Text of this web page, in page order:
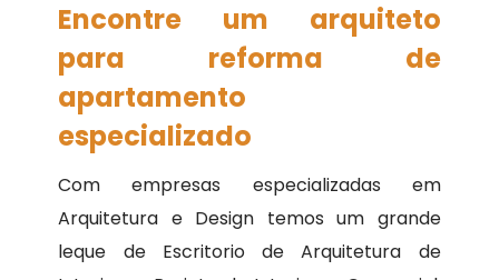
Encontre um arquiteto
para reforma de
apartamento
especializado
Com empresas especializadas em
Arquitetura e Design temos um grande
leque de Escritorio de Arquitetura de